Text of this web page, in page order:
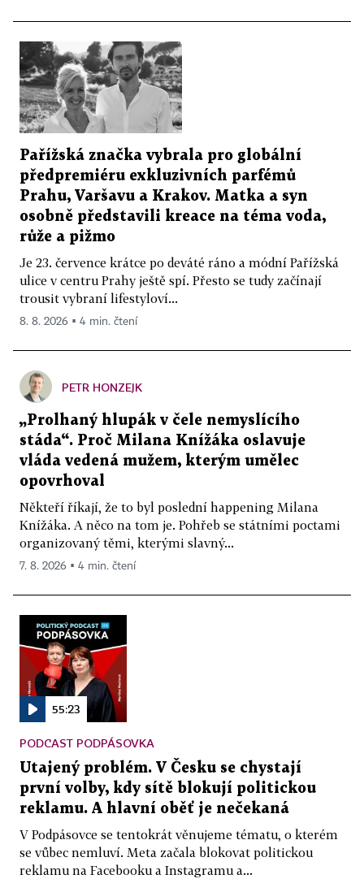
Pařížská značka vybrala pro globální
předpremiéru exkluzivních parfémů
Prahu, Varšavu a Krakov. Matka a syn
osobně představili kreace na téma voda,
růže a pižmo
Je 23. července krátce po deváté ráno a módní Pařížská
ulice v centru Prahy ještě spí. Přesto se tudy začínají
trousit vybraní lifestyloví...
8. 8. 2026 ▪ 4 min. čtení
PETR HONZEJK
„Prolhaný hlupák v čele nemyslícího
stáda“. Proč Milana Knížáka oslavuje
vláda vedená mužem, kterým umělec
opovrhoval
Někteří říkají, že to byl poslední happening Milana
Knížáka. A něco na tom je. Pohřeb se státními poctami
organizovaný těmi, kterými slavný...
7. 8. 2026 ▪ 4 min. čtení
55:23
PODCAST PODPÁSOVKA
Utajený problém. V Česku se chystají
první volby, kdy sítě blokují politickou
reklamu. A hlavní oběť je nečekaná
V Podpásovce se tentokrát věnujeme tématu, o kterém
se vůbec nemluví. Meta začala blokovat politickou
reklamu na Facebooku a Instagramu a...